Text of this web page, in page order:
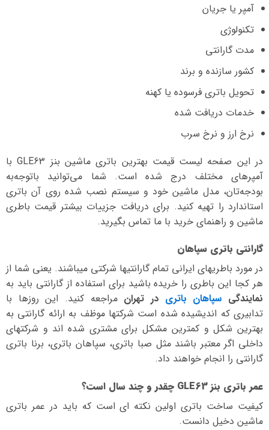
آمپر یا جریان
تکنولوژی
مدت گارانتی
کشور سازنده و برند
تحویل باتری فرسوده یا کهنه
خدمات دریافت شده
نرخ ارز و نرخ سرب
در این صفحه لیست قیمت بهترین باتری ماشین بنز GLE63 با
آمپرهای مختلف درج شده است. شما می‌توانید با‌توجه‌به
بودجه‌تان، مدل ماشین خود و سیستم نصب شده روی آن باتری
استاندارد را تهیه کنید. برای دریافت جزییات بیشتر قیمت باطری
ماشین و راهنمای خرید با ما تماس بگیرید.
گارانتی باتری سپاهان
در مورد باطریهای ایرانی تمام گارانتیها شرکتی میباشند. یعنی شما از
هر کجا این باطری را خریده باشید برای استفاده از گارانتی باید به
نمایندگی سپاهان باتری در تهران مراجعه کنید. این روزها با
تدابیری که اندیشیده شده است شرکتها موظف به ارائه گارانتی به
بهترین شکل و کمترین مشکل برای مشتری شده اند و شرکتهای
داخلی اگر معتبر باشند مثل صبا باتری، سپاهان باتری، برنا باتری
گارانتی را انجام خواهند داد.
عمر باتری بنز GLE63 چقدر و چند سال است؟
کیفیت ساخت باتری اولین نکته ای است که باید در عمر باتری
ماشین دخیل دانست.